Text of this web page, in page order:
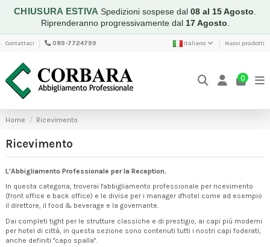
CHIUSURA ESTIVA Spedizioni sospese dal 08 al 15 Agosto
Riprenderanno progressivamente dal 17 Agosto
Contattaci 089-7724799 Italiano Nuovi prodotti
0
Home Ricevimento
Ricevimento
L'Abbigliamento Professionale per la Reception.
In questa categoria, troverai l'abbigliamento professionale per ricevimento
(front office e back office) e le divise per i manager d'hotel come ad esempio
il direttore, il food & beverage e la governante.
Dai completi tight per le strutture classiche e di prestigio, ai capi più moderni
per hotel di città, in questa sezione sono contenuti tutti i nostri capi foderati,
anche definiti "capo spalla".